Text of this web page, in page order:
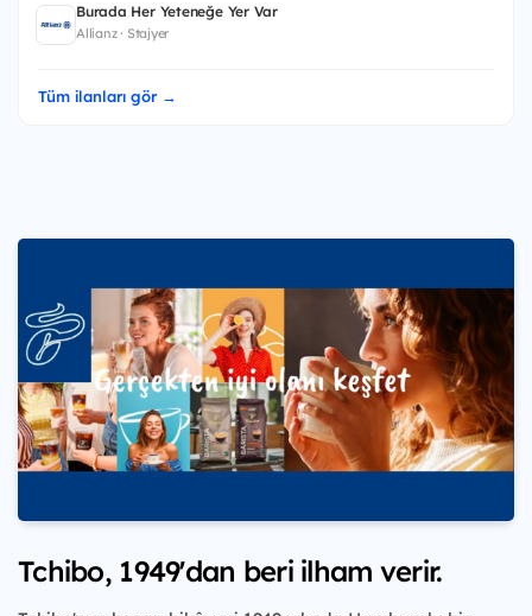
Burada Her Yeteneğe Yer Var
Allianz · Stajyer
Tüm ilanları gör →
Tchibo, 1949'dan beri ilham verir.